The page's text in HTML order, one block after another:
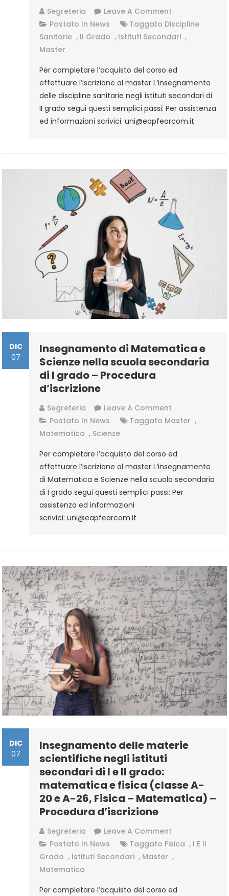
Segreteria Leave A Comment
Scienze
E
Ed
Elettroniche
Nelle
Scuole
Secondarie
–
Procedura
D’iscrizione
Postato In News Taggato Discipline
Sanitarie , II Grado , Istituti Secondari ,
Master
Per completare l’acquisto del corso ed
effettuare l’iscrizione al master L’insegnamento
delle discipline sanitarie negli istituti secondari di
II grado segui questi semplici passi: Per assistenza
ed informazioni scrivici: uni@eapfearcom.it
DIC
07
Insegnamento di Matematica e
Scienze nella scuola secondaria
di I grado – Procedura
d’iscrizione
Segreteria Leave A Comment
Insegnamento
E
Scienze
Nella
Scuola
Procedura
D’iscrizione
Postato In News Taggato Master ,
Matematica , Scienze
Per completare l’acquisto del corso ed
effettuare l’iscrizione al master L’insegnamento
di Matematica e Scienze nella scuola secondaria
di I grado segui questi semplici passi: Per
assistenza ed informazioni
scrivici: uni@eapfearcom.it
DIC
07
Insegnamento delle materie
scientifiche negli istituti
secondari di I e II grado:
matematica e fisica (classe A-
20 e A-26, Fisica – Matematica) –
Procedura d’iscrizione
Segreteria Leave A Comment
Insegnamento
Delle
Postato In News Taggato Fisica , I E II
Grado , Istituti Secondari , Master ,
Matematica
Per completare l’acquisto del corso ed